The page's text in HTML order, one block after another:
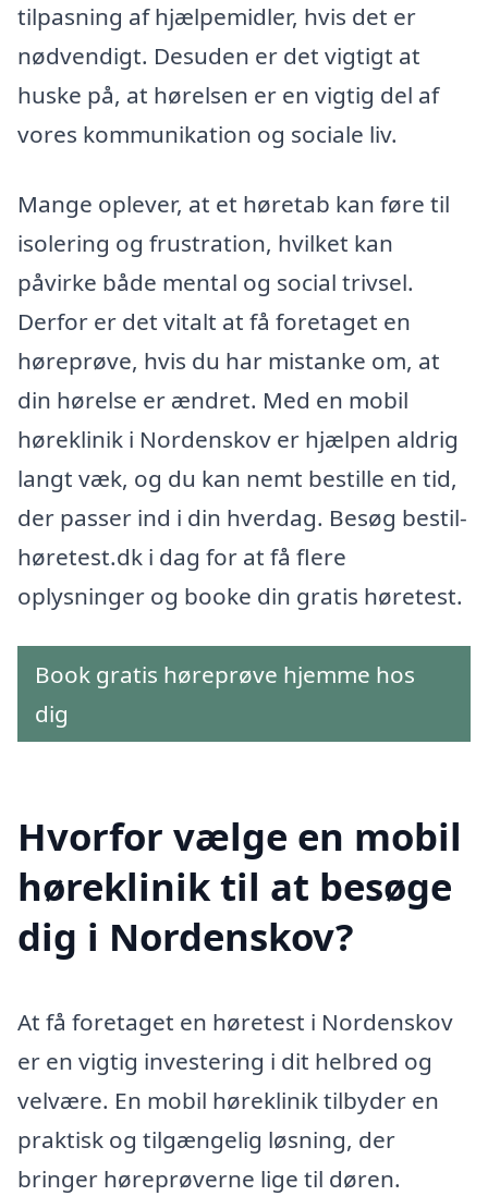
tilpasning af hjælpemidler, hvis det er
nødvendigt. Desuden er det vigtigt at
huske på, at hørelsen er en vigtig del af
vores kommunikation og sociale liv.
Mange oplever, at et høretab kan føre til
isolering og frustration, hvilket kan
påvirke både mental og social trivsel.
Derfor er det vitalt at få foretaget en
høreprøve, hvis du har mistanke om, at
din hørelse er ændret. Med en mobil
høreklinik i Nordenskov er hjælpen aldrig
langt væk, og du kan nemt bestille en tid,
der passer ind i din hverdag. Besøg bestil-
høretest.dk i dag for at få flere
oplysninger og booke din gratis høretest.
Book gratis høreprøve hjemme hos
dig
Hvorfor vælge en mobil
høreklinik til at besøge
dig i Nordenskov?
At få foretaget en høretest i Nordenskov
er en vigtig investering i dit helbred og
velvære. En mobil høreklinik tilbyder en
praktisk og tilgængelig løsning, der
bringer høreprøverne lige til døren.